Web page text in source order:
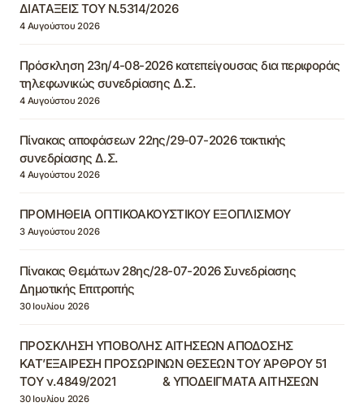
ΔΙΑΤΑΞΕΙΣ ΤΟΥ Ν.5314/2026
4 Αυγούστου 2026
Πρόσκληση 23η/4-08-2026 κατεπείγουσας δια περιφοράς
τηλεφωνικώς συνεδρίασης Δ.Σ.
4 Αυγούστου 2026
Πίνακας αποφάσεων 22ης/29-07-2026 τακτικής
συνεδρίασης Δ.Σ.
4 Αυγούστου 2026
ΠΡΟΜΗΘΕΙΑ ΟΠΤΙΚΟΑΚΟΥΣΤΙΚΟΥ ΕΞΟΠΛΙΣΜΟΥ
3 Αυγούστου 2026
Πίνακας Θεμάτων 28ης/28-07-2026 Συνεδρίασης
Δημοτικής Επιτροπής
30 Ιουλίου 2026
ΠΡΟΣΚΛΗΣΗ ΥΠΟΒΟΛΗΣ ΑΙΤΗΣΕΩΝ ΑΠΟΔΟΣΗΣ
ΚΑΤ’ΕΞΑΙΡΕΣΗ ΠΡΟΣΩΡΙΝΩΝ ΘΕΣΕΩΝ ΤΟΥ ΆΡΘΡΟΥ 51
ΤΟΥ ν.4849/2021 & ΥΠΟΔΕΙΓΜΑΤΑ ΑΙΤΗΣΕΩΝ
30 Ιουλίου 2026